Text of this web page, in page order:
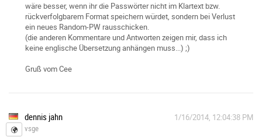
wäre besser, wenn ihr die Passwörter nicht im Klartext bzw.
rückverfolgbarem Format speichern würdet, sondern bei Verlust
ein neues Random-PW rausschicken.
(die anderen Kommentare und Antworten zeigen mir, dass ich
keine englische Übersetzung anhängen muss...) ;)
Gruß vom Cee
dennis jahn
vsge
1/16/2014, 12:04:38 PM